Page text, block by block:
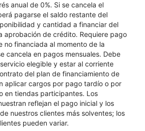
anual de 0%. Si se cancela el
pagarse el saldo restante del
y cantidad a financiar del
aprobación de crédito. Requiere pago
no financiada al momento de la
cancela en pagos mensuales. Debe
elegible y estar al corriente
del plan de financiamiento de
aplicar cargos por pago tardío o por
en tiendas participantes. Los
reflejan el pago inicial y los
nuestros clientes más solventes; los
pueden variar.